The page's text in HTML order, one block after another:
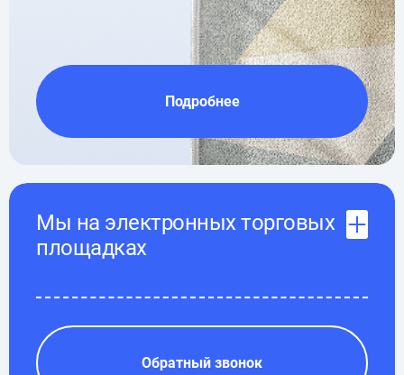
Подробнее
Мы на электронных торговых
площадках
Обратный звонок